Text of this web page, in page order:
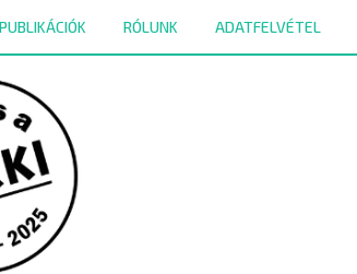
PUBLIKÁCIÓK RÓLUNK ADATFELVÉTEL